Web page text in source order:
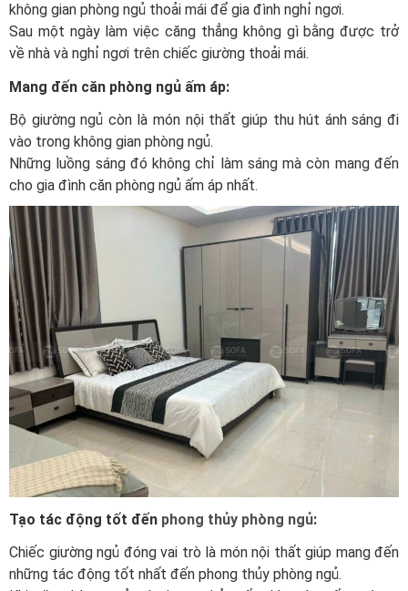
không gian phòng ngủ thoải mái để gia đình nghỉ ngơi.
Sau một ngày làm việc căng thẳng không gì bằng được trở
về nhà và nghỉ ngơi trên chiếc giường thoải mái.
Mang đến căn phòng ngủ ấm áp:
Bộ giường ngủ còn là món nội thất giúp thu hút ánh sáng đi
vào trong không gian phòng ngủ.
Những luồng sáng đó không chỉ làm sáng mà còn mang đến
cho gia đình căn phòng ngủ ấm áp nhất.
Tạo tác động tốt đến phong thủy phòng ngủ:
Chiếc giường ngủ đóng vai trò là món nội thất giúp mang đến
những tác động tốt nhất đến phong thủy phòng ngủ.